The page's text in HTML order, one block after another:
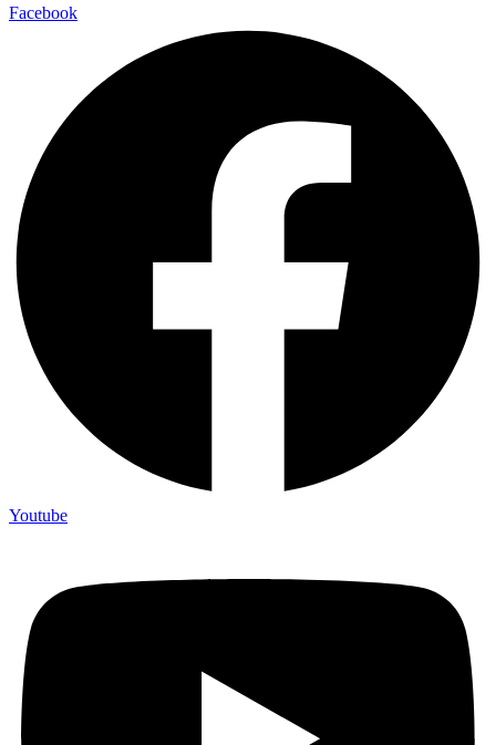
Facebook
Youtube